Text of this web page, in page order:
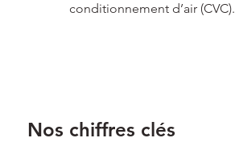
conditionnement d’air (CVC).
Nos chiffres clés